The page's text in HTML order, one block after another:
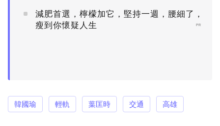
減肥首選，檸檬加它，堅持一週，腰細了，
瘦到你懷疑人生
PR
韓國瑜 輕軌 葉匡時 交通 高雄